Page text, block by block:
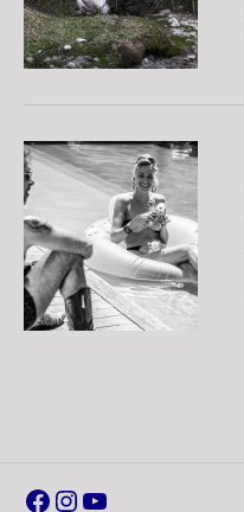
Facebook
Instagram
YouTube